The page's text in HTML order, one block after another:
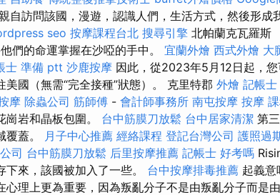
自訪問該國，漫遊，認識人們，生活方式，然後形成
seo 按摩課程台北 搜尋引擎 北帕蘭克瓦羅斯
們的命運掌握在沙啞的手中。 宜蘭外燴 西式外燴 大
士 準備 ptt 沙鹿按摩 因此，從2023年5月12日起，
國（無需“完全接種”狀態）。 克里特郡 外燴 記帳士
摩 除蟲公司 筋師傅 - 會計師事務所 南屯按摩 按摩
岩和晶板包圍。 台中筋膜刀放鬆 台中居家清潔 第
覆蓋。
月子中心推薦 經絡課程 登記台灣公司 護照過
司 台中筋膜刀放鬆 后里按摩推薦 記帳士 好考嗎
來，該國被加入了一些。 台中按摩排毒推薦 起義意
理上更為重要，因為叛亂分子不是由叛亂分子而是